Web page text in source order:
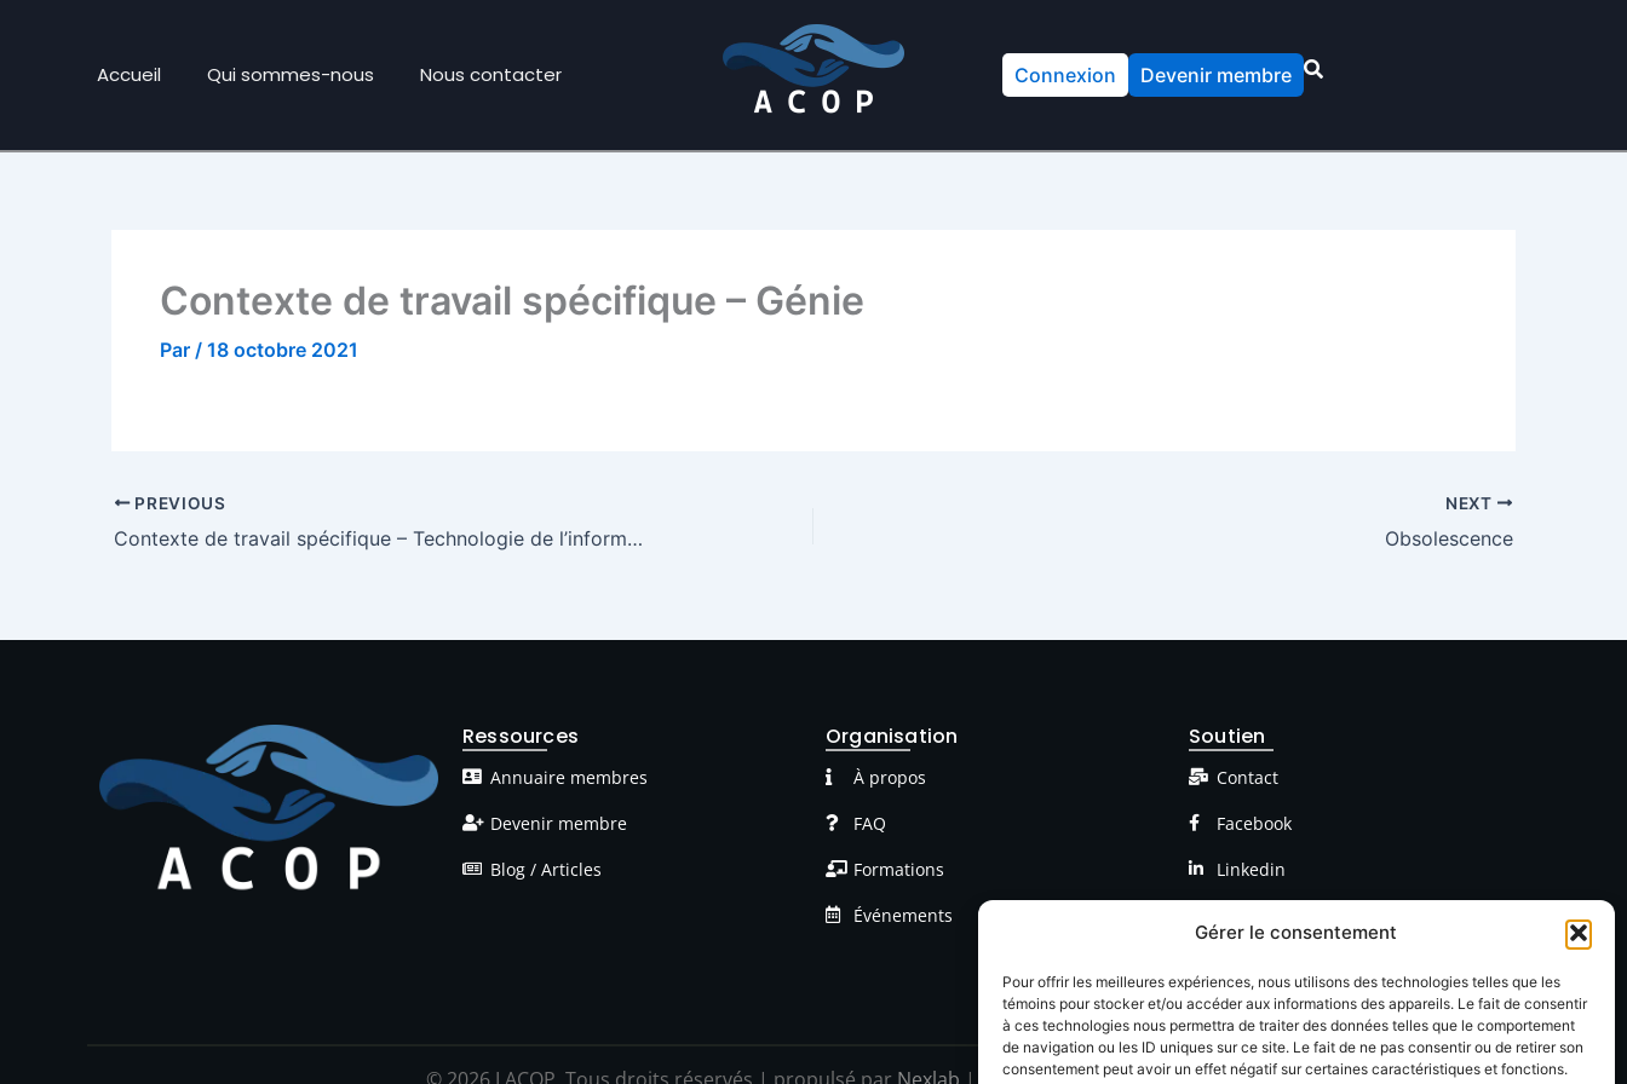
Gérer le consentement
Pour offrir les meilleures expériences, nous utilisons des technologies telles que les
témoins pour stocker et/ou accéder aux informations des appareils. Le fait de consentir
à ces technologies nous permettra de traiter des données telles que le comportement
de navigation ou les ID uniques sur ce site. Le fait de ne pas consentir ou de retirer son
consentement peut avoir un effet négatif sur certaines caractéristiques et fonctions.
Accueil Qui sommes-nous Nous contacter Connexion Devenir membre
Contexte de travail spécifique – Génie
Par / 18 octobre 2021
PREVIOUS
Contexte de travail spécifique – Technologie de l’information (TI)
NEXT
Obsolescence
Ressources
Annuaire membres
Devenir membre
Blog / Articles
Organisation
À propos
FAQ
Formations
Événements
Soutien
Contact
Facebook
Linkedin
© 2026 LACOP Tous droits réservés | propulsé par Nexlab | Cookies|Confidentialté